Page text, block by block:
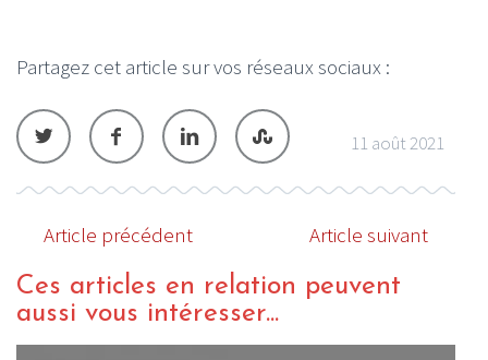
Partagez cet article sur vos réseaux sociaux :
11 août 2021
Article précédent Article suivant
Ces articles en relation peuvent
aussi vous intéresser...